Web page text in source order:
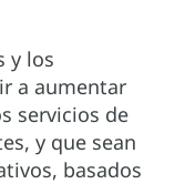
y los
a aumentar
servicios de
y que sean
basados